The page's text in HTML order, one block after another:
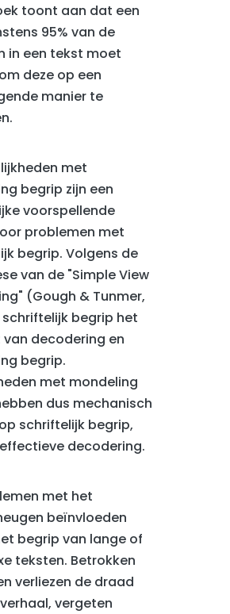
toont aan dat een
95% van de
in een tekst moet
deze op een
manier te
met
begrip zijn een
voorspellende
problemen met
begrip. Volgens de
van de "Simple View
(Gough & Tunmer,
schriftelijk begrip het
decodering en
begrip.
met mondeling
dus mechanisch
schriftelijk begrip,
decodering.
met het
beïnvloeden
begrip van lange of
teksten. Betrokken
verliezen de draad
vergeten